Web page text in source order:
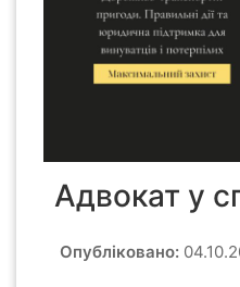
Адвокат у
Опубліковано: